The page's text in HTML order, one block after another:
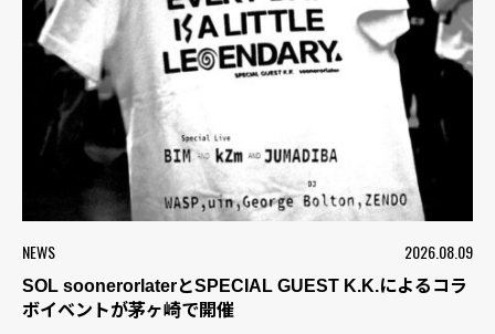
NEWS 2026.08.09
SOL soonerorlaterとSPECIAL GUEST K.K.によるコラ
ボイベントが茅ヶ崎で開催